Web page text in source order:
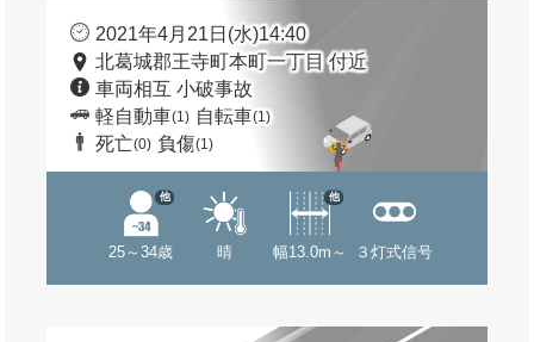
2021年4月21日(水)14:40
北葛城郡王寺町本町一丁目 付近
車両相互 小破事故
軽自動車(1) 自転車(1)
死亡(0) 負傷(1)
25～34歳
他
晴 幅13.0m～
他
３灯式信号